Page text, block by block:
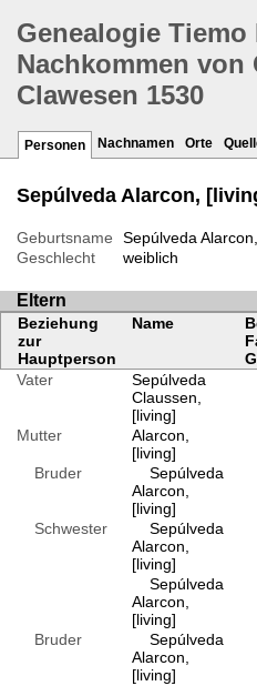
Genealogie Tiemo
Nachkommen von
Clawesen 1530
Personen Nachnamen Orte
Sepúlveda Alarcon,
Geburtsname
Sepúlveda
Geschlecht
weiblich
Eltern
Beziehung
zur
Hauptperson
Name
Vater
Sepúlveda
Claussen,
[living]
Mutter
Alarcon,
[living]
Bruder
Sepúlveda
Alarcon,
[living]
Schwester
Sepúlveda
Alarcon,
[living]
Sepúlveda
Alarcon,
[living]
Bruder
Sepúlveda
Alarcon,
[living]